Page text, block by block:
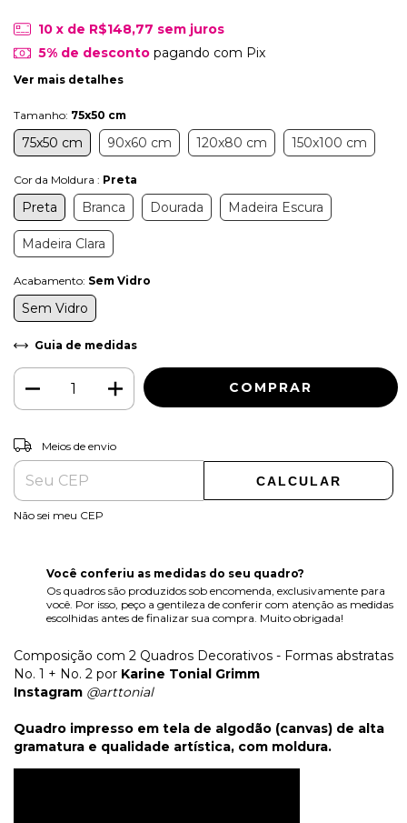
10 x de R$148,77 sem juros
5% de descontopagando com Pix
Ver mais detalhes
Tamanho: 75x50 cm
75x50 cm 90x60 cm 120x80 cm 150x100 cm
Cor da Moldura : Preta
Preta Branca Dourada Madeira Escura
Madeira Clara
Acabamento: Sem Vidro
Sem Vidro
Guia de medidas
Entregas para o CEP:
Meios de envio
CALCULAR
Não sei meu CEP
Você conferiu as medidas do seu quadro?
Os quadros são produzidos sob encomenda, exclusivamente para
você. Por isso, peço a gentileza de conferir com atenção as medidas
escolhidas antes de finalizar sua compra. Muito obrigada!
Composição com 2 Quadros Decorativos - Formas abstratas
No. 1 + No. 2 por Karine Tonial Grimm
Instagram @arttonial
Quadro impresso em tela de algodão (canvas) de alta
gramatura e qualidade artística, com moldura.